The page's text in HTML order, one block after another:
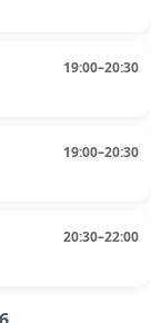
19:00–20:30
19:00–20:30
20:30–22:00